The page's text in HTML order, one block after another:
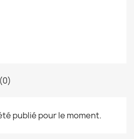
publié pour le moment.